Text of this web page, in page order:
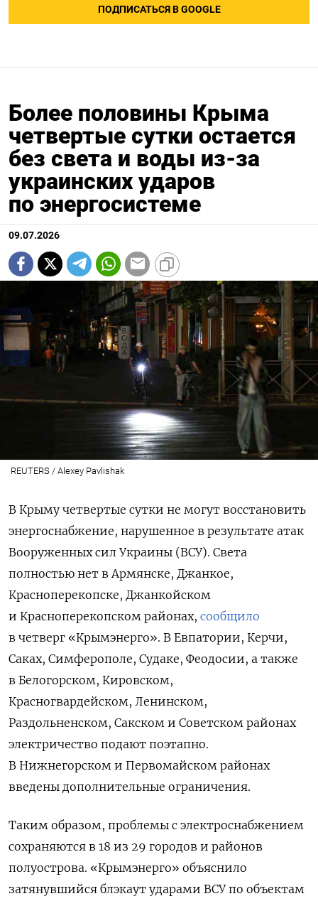
ПОДПИСАТЬСЯ В GOOGLE
Более половины Крыма
четвертые сутки остается
без света и воды из-за
украинских ударов
по энергосистеме
09.07.2026
REUTERS / Alexey Pavlishak
В Крыму четвертые сутки не могут восстановить
энергоснабжение, нарушенное в результате атак
Вооруженных сил Украины (ВСУ). Света
полностью нет в Армянске, Джанкое,
Красноперекопске, Джанкойском
и Красноперекопском районах, сообщило
в четверг «Крымэнерго». В Евпатории, Керчи,
Саках, Симферополе, Судаке, Феодосии, а также
в Белогорском, Кировском,
Красногвардейском, Ленинском,
Раздольненском, Сакском и Советском районах
электричество подают поэтапно.
В Нижнегорском и Первомайском районах
введены дополнительные ограничения.
Таким образом, проблемы с электроснабжением
сохраняются в 18 из 29 городов и районов
полуострова. «Крымэнерго» объяснило
затянувшийся блэкаут ударами ВСУ по объектам